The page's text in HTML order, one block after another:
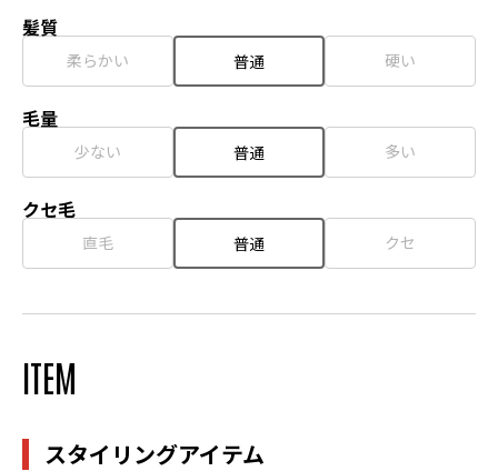
髪質
柔らかい 普通 硬い
毛量
少ない 普通 多い
クセ毛
直毛 普通 クセ
ITEM
スタイリングアイテム